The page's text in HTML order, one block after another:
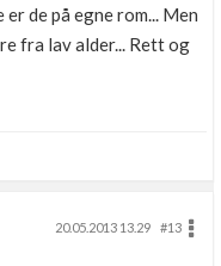
de på egne rom... Men
fra lav alder... Rett og
20.05.2013 13.29
#13